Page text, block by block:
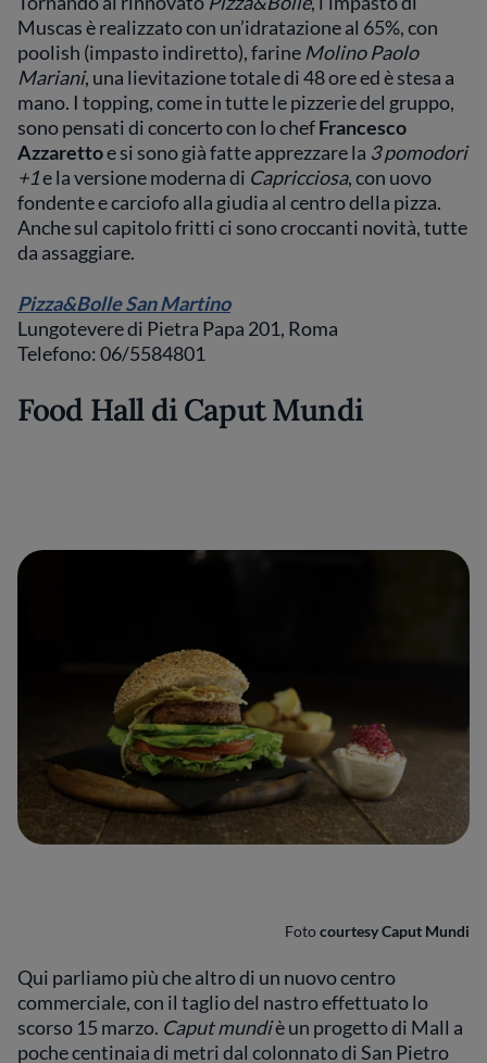
Muscas è realizzato con un’idratazione al 65%, con
poolish (impasto indiretto), farine Molino Paolo
Mariani, una lievitazione totale di 48 ore ed è stesa a
mano. I topping, come in tutte le pizzerie del gruppo,
sono pensati di concerto con lo chefFrancesco
Azzarettoe si sono già fatte apprezzare la 3 pomodori
+1e la versione moderna di Capricciosa, con uovo
fondente e carciofo alla giudia al centro della pizza.
Anche sul capitolo fritti ci sono croccanti novità, tutte
da assaggiare.
Pizza&Bolle San Martino
Lungotevere di Pietra Papa 201, Roma
Telefono: 06/5584801
Food Hall di Caput Mundi
Fotocourtesy Caput Mundi
Qui parliamo più che altro di un nuovo centro
commerciale, con il taglio del nastro effettuato lo
scorso 15 marzo. Caput mundiè un progetto di Mall a
poche centinaia di metri dal colonnato di San Pietro